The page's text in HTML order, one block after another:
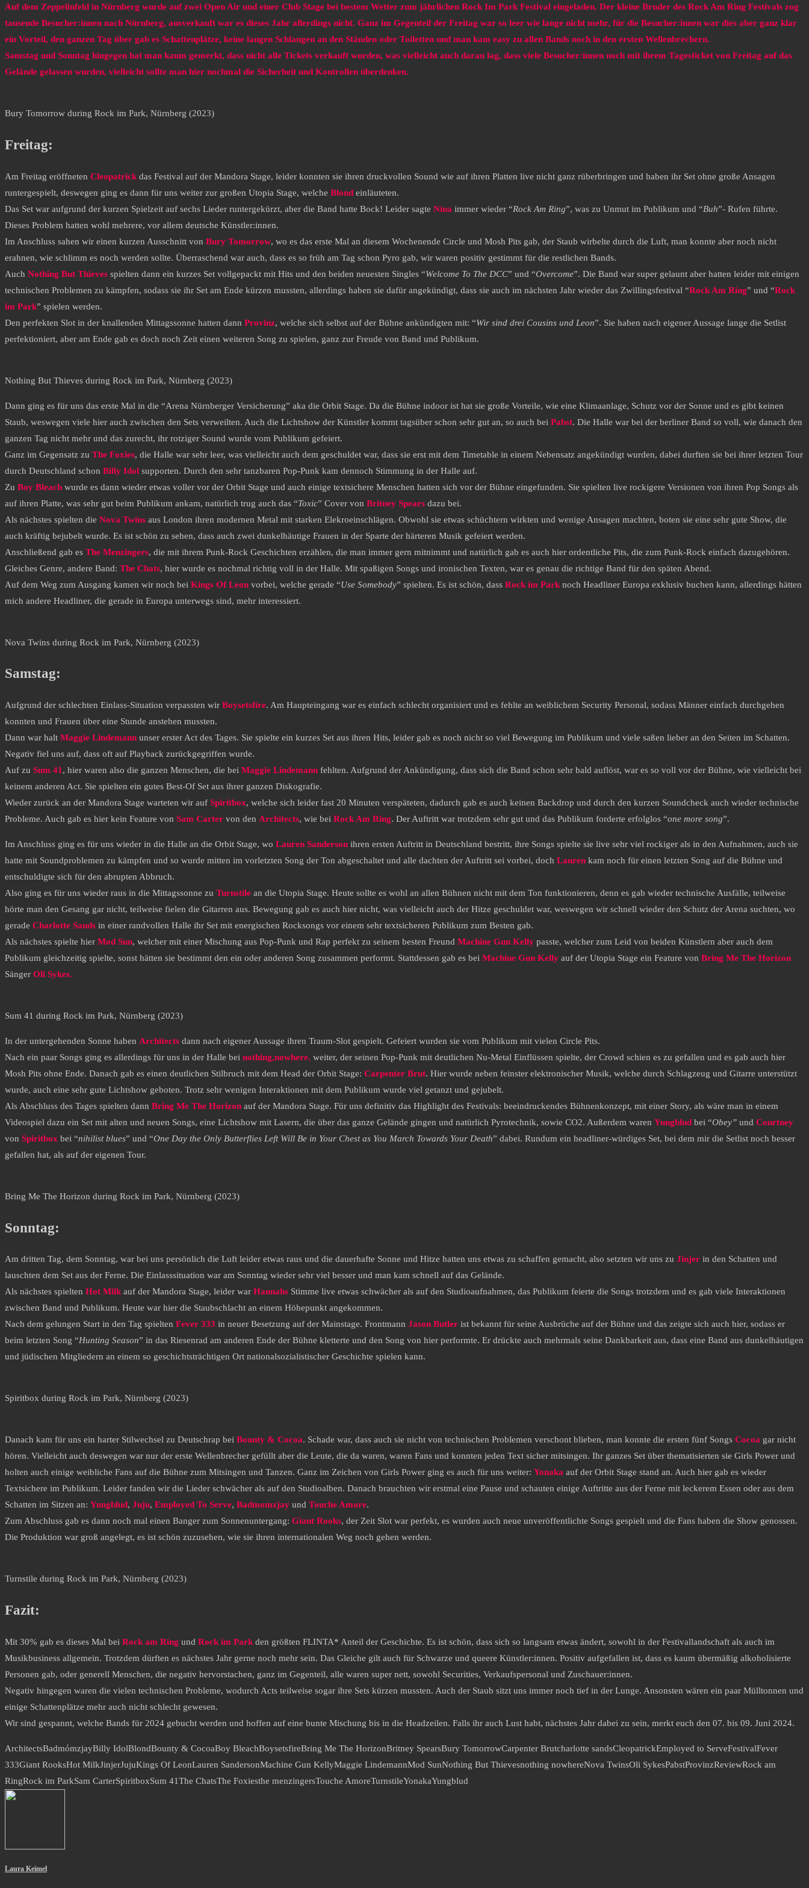
Auf dem Zeppelinfeld in Nürnberg wurde auf zwei Open Air und einer Club Stage bei bestem Wetter zum jährlichen Rock Im Park Festival eingeladen. Der kleine Bruder des Rock Am Ring Festivals zog
tausende Besucher:innen nach Nürnberg, ausverkauft war es dieses Jahr allerdings nicht. Ganz im Gegenteil der Freitag war so leer wie lange nicht mehr, für die Besucher:innen war dies aber ganz klar
ein Vorteil, den ganzen Tag über gab es Schattenplätze, keine langen Schlangen an den Ständen oder Toiletten und man kam easy zu allen Bands noch in den ersten Wellenbrechern.
Samstag und Sonntag hingegen hat man kaum gemerkt, dass nicht alle Tickets verkauft wurden, was vielleicht auch daran lag, dass viele Besucher:innen noch mit ihrem Tagesticket von Freitag auf das
Gelände gelassen wurden, vielleicht sollte man hier nochmal die Sicherheit und Kontrollen überdenken.
Bury Tomorrow during Rock im Park, Nürnberg (2023)
Freitag:
Am Freitag eröffneten Cleopatrick das Festival auf der Mandora Stage, leider konnten sie ihren druckvollen Sound wie auf ihren Platten live nicht ganz rüberbringen und haben ihr Set ohne große Ansagen
runtergespielt, deswegen ging es dann für uns weiter zur großen Utopia Stage, welche Blond einläuteten.
Das Set war aufgrund der kurzen Spielzeit auf sechs Lieder runtergekürzt, aber die Band hatte Bock! Leider sagte Nina immer wieder “Rock Am Ring”, was zu Unmut im Publikum und “Buh”- Rufen führte.
Dieses Problem hatten wohl mehrere, vor allem deutsche Künstler:innen.
Im Anschluss sahen wir einen kurzen Ausschnitt von Bury Tomorrow, wo es das erste Mal an diesem Wochenende Circle und Mosh Pits gab, der Staub wirbelte durch die Luft, man konnte aber noch nicht
erahnen, wie schlimm es noch werden sollte. Überraschend war auch, dass es so früh am Tag schon Pyro gab, wir waren positiv gestimmt für die restlichen Bands.
Auch Nothing But Thieves spielten dann ein kurzes Set vollgepackt mit Hits und den beiden neuesten Singles “Welcome To The DCC” und “Overcome”. Die Band war super gelaunt aber hatten leider mit einigen
technischen Problemen zu kämpfen, sodass sie ihr Set am Ende kürzen mussten, allerdings haben sie dafür angekündigt, dass sie auch im nächsten Jahr wieder das Zwillingsfestival “Rock Am Ring” und “Rock
im Park” spielen werden.
Den perfekten Slot in der knallenden Mittagssonne hatten dann Provinz, welche sich selbst auf der Bühne ankündigten mit: “Wir sind drei Cousins und Leon”. Sie haben nach eigener Aussage lange die Setlist
perfektioniert, aber am Ende gab es doch noch Zeit einen weiteren Song zu spielen, ganz zur Freude von Band und Publikum.
Nothing But Thieves during Rock im Park, Nürnberg (2023)
Dann ging es für uns das erste Mal in die “Arena Nürnberger Versicherung” aka die Orbit Stage. Da die Bühne indoor ist hat sie große Vorteile, wie eine Klimaanlage, Schutz vor der Sonne und es gibt keinen
Staub, weswegen viele hier auch zwischen den Sets verweilten. Auch die Lichtshow der Künstler kommt tagsüber schon sehr gut an, so auch bei Pabst. Die Halle war bei der berliner Band so voll, wie danach den
ganzen Tag nicht mehr und das zurecht, ihr rotziger Sound wurde vom Publikum gefeiert.
Ganz im Gegensatz zu The Foxies, die Halle war sehr leer, was vielleicht auch dem geschuldet war, dass sie erst mit dem Timetable in einem Nebensatz angekündigt wurden, dabei durften sie bei ihrer letzten Tour
durch Deutschland schon Billy Idol supporten. Durch den sehr tanzbaren Pop-Punk kam dennoch Stimmung in der Halle auf.
Zu Boy Bleach wurde es dann wieder etwas voller vor der Orbit Stage und auch einige textsichere Menschen hatten sich vor der Bühne eingefunden. Sie spielten live rockigere Versionen von ihren Pop Songs als
auf ihren Platte, was sehr gut beim Publikum ankam, natürlich trug auch das “Toxic” Cover von Britney Spears dazu bei.
Als nächstes spielten die Nova Twins aus London ihren modernen Metal mit starken Elekroeinschlägen. Obwohl sie etwas schüchtern wirkten und wenige Ansagen machten, boten sie eine sehr gute Show, die
auch kräftig bejubelt wurde. Es ist schön zu sehen, dass auch zwei dunkelhäutige Frauen in der Sparte der härteren Musik gefeiert werden.
Anschließend gab es The Menzingers, die mit ihrem Punk-Rock Geschichten erzählen, die man immer gern mitnimmt und natürlich gab es auch hier ordentliche Pits, die zum Punk-Rock einfach dazugehören.
Gleiches Genre, andere Band: The Chats, hier wurde es nochmal richtig voll in der Halle. Mit spaßigen Songs und ironischen Texten, war es genau die richtige Band für den späten Abend.
Auf dem Weg zum Ausgang kamen wir noch bei Kings Of Leon vorbei, welche gerade “Use Somebody” spielten. Es ist schön, dass Rock im Park noch Headliner Europa exklusiv buchen kann, allerdings hätten
mich andere Headliner, die gerade in Europa unterwegs sind, mehr interessiert.
Nova Twins during Rock im Park, Nürnberg (2023)
Samstag:
Aufgrund der schlechten Einlass-Situation verpassten wir Boysetsfire. Am Haupteingang war es einfach schlecht organisiert und es fehlte an weiblichem Security Personal, sodass Männer einfach durchgehen
konnten und Frauen über eine Stunde anstehen mussten.
Dann war halt Maggie Lindemann unser erster Act des Tages. Sie spielte ein kurzes Set aus ihren Hits, leider gab es noch nicht so viel Bewegung im Publikum und viele saßen lieber an den Seiten im Schatten.
Negativ fiel uns auf, dass oft auf Playback zurückgegriffen wurde.
Auf zu Sum 41 , hier waren also die ganzen Menschen, die bei Maggie Lindemann fehlten. Aufgrund der Ankündigung, dass sich die Band schon sehr bald auflöst, war es so voll vor der Bühne, wie vielleicht bei
keinem anderen Act. Sie spielten ein gutes Best-Of Set aus ihrer ganzen Diskografie.
Wieder zurück an der Mandora Stage warteten wir auf Spiritbox, welche sich leider fast 20 Minuten verspäteten, dadurch gab es auch keinen Backdrop und durch den kurzen Soundcheck auch wieder technische
Probleme. Auch gab es hier kein Feature von Sam Carter von den Architects, wie bei Rock Am Ring. Der Auftritt war trotzdem sehr gut und das Publikum forderte erfolglos “one more song”.
Im Anschluss ging es für uns wieder in die Halle an die Orbit Stage, wo Lauren Sanderson ihren ersten Auftritt in Deutschland bestritt, ihre Songs spielte sie live sehr viel rockiger als in den Aufnahmen, auch sie
hatte mit Soundproblemen zu kämpfen und so wurde mitten im vorletzten Song der Ton abgeschaltet und alle dachten der Auftritt sei vorbei, doch Lauren kam noch für einen letzten Song auf die Bühne und
entschuldigte sich für den abrupten Abbruch.
Also ging es für uns wieder raus in die Mittagssonne zu Turnstile an die Utopia Stage. Heute sollte es wohl an allen Bühnen nicht mit dem Ton funktionieren, denn es gab wieder technische Ausfälle, teilweise
hörte man den Gesang gar nicht, teilweise fielen die Gitarren aus. Bewegung gab es auch hier nicht, was vielleicht auch der Hitze geschuldet war, weswegen wir schnell wieder den Schutz der Arena suchten, wo
gerade Charlotte Sands in einer randvollen Halle ihr Set mit energischen Rocksongs vor einem sehr textsicheren Publikum zum Besten gab.
Als nächstes spielte hier Mod Sun, welcher mit einer Mischung aus Pop-Punk und Rap perfekt zu seinem besten Freund Machine Gun Kelly passte, welcher zum Leid von beiden Künstlern aber auch dem
Publikum gleichzeitig spielte, sonst hätten sie bestimmt den ein oder anderen Song zusammen performt. Stattdessen gab es bei Machine Gun Kelly auf der Utopia Stage ein Feature von Bring Me The Horizon
Sänger Oli Sykes.
Sum 41 during Rock im Park, Nürnberg (2023)
In der untergehenden Sonne haben Architects dann nach eigener Aussage ihren Traum-Slot gespielt. Gefeiert wurden sie vom Publikum mit vielen Circle Pits.
Nach ein paar Songs ging es allerdings für uns in der Halle bei nothing,nowhere. weiter, der seinen Pop-Punk mit deutlichen Nu-Metal Einflüssen spielte, der Crowd schien es zu gefallen und es gab auch hier
Mosh Pits ohne Ende. Danach gab es einen deutlichen Stilbruch mit dem Head der Orbit Stage: Carpenter Brut. Hier wurde neben feinster elektronischer Musik, welche durch Schlagzeug und Gitarre unterstützt
wurde, auch eine sehr gute Lichtshow geboten. Trotz sehr wenigen Interaktionen mit dem Publikum wurde viel getanzt und gejubelt.
Als Abschluss des Tages spielten dann Bring Me The Horizon auf der Mandora Stage. Für uns definitiv das Highlight des Festivals: beeindruckendes Bühnenkonzept, mit einer Story, als wäre man in einem
Videospiel dazu ein Set mit alten und neuen Songs, eine Lichtshow mit Lasern, die über das ganze Gelände gingen und natürlich Pyrotechnik, sowie CO2. Außerdem waren Yungblud bei “Obey” und Courtney
von Spiritbox bei “nihilist blues” und “One Day the Only Butterflies Left Will Be in Your Chest as You March Towards Your Death” dabei. Rundum ein headliner-würdiges Set, bei dem mir die Setlist noch besser
gefallen hat, als auf der eigenen Tour.
Bring Me The Horizon during Rock im Park, Nürnberg (2023)
Sonntag:
Am dritten Tag, dem Sonntag, war bei uns persönlich die Luft leider etwas raus und die dauerhafte Sonne und Hitze hatten uns etwas zu schaffen gemacht, also setzten wir uns zu Jinjer in den Schatten und
lauschten dem Set aus der Ferne. Die Einlasssituation war am Sonntag wieder sehr viel besser und man kam schnell auf das Gelände.
Als nächstes spielten Hot Milkauf der Mandora Stage, leider war Hannahs Stimme live etwas schwächer als auf den Studioaufnahmen, das Publikum feierte die Songs trotzdem und es gab viele Interaktionen
zwischen Band und Publikum. Heute war hier die Staubschlacht an einem Höhepunkt angekommen.
Nach dem gelungen Start in den Tag spielten Fever 333 in neuer Besetzung auf der Mainstage. Frontmann Jason Butler ist bekannt für seine Ausbrüche auf der Bühne und das zeigte sich auch hier, sodass er
beim letzten Song “Hunting Season” in das Riesenrad am anderen Ende der Bühne kletterte und den Song von hier performte. Er drückte auch mehrmals seine Dankbarkeit aus, dass eine Band aus dunkelhäutigen
und jüdischen Mitgliedern an einem so geschichtsträchtigen Ort nationalsozialistischer Geschichte spielen kann.
Spiritbox during Rock im Park, Nürnberg (2023)
Danach kam für uns ein harter Stilwechsel zu Deutschrap bei Bounty & Cocoa. Schade war, dass auch sie nicht von technischen Problemen verschont blieben, man konnte die ersten fünf Songs Cocoa gar nicht
hören. Vielleicht auch deswegen war nur der erste Wellenbrecher gefüllt aber die Leute, die da waren, waren Fans und konnten jeden Text sicher mitsingen. Ihr ganzes Set über thematisierten sie Girls Power und
holten auch einige weibliche Fans auf die Bühne zum Mitsingen und Tanzen. Ganz im Zeichen von Girls Power ging es auch für uns weiter: Yonaka auf der Orbit Stage stand an. Auch hier gab es wieder
Textsichere im Publikum. Leider fanden wir die Lieder schwächer als auf den Studioalben. Danach brauchten wir erstmal eine Pause und schauten einige Auftritte aus der Ferne mit leckerem Essen oder aus dem
Schatten im Sitzen an: Yungblud, Juju, Employed To Serve, Badmomzjay und Touche Amore.
Zum Abschluss gab es dann noch mal einen Banger zum Sonnenuntergang: Giant Rooks, der Zeit Slot war perfekt, es wurden auch neue unveröffentlichte Songs gespielt und die Fans haben die Show genossen.
Die Produktion war groß angelegt, es ist schön zuzusehen, wie sie ihren internationalen Weg noch gehen werden.
Turnstile during Rock im Park, Nürnberg (2023)
Fazit:
Mit 30% gab es dieses Mal bei Rock am Ring und Rock im Park den größten FLINTA* Anteil der Geschichte. Es ist schön, dass sich so langsam etwas ändert, sowohl in der Festivallandschaft als auch im
Musikbusiness allgemein. Trotzdem dürften es nächstes Jahr gerne noch mehr sein. Das Gleiche gilt auch für Schwarze und queere Künstler:innen. Positiv aufgefallen ist, dass es kaum übermäßig alkoholisierte
Personen gab, oder generell Menschen, die negativ hervorstachen, ganz im Gegenteil, alle waren super nett, sowohl Securities, Verkaufspersonal und Zuschauer:innen.
Negativ hingegen waren die vielen technischen Probleme, wodurch Acts teilweise sogar ihre Sets kürzen mussten. Auch der Staub sitzt uns immer noch tief in der Lunge. Ansonsten wären ein paar Mülltonnen und
einige Schattenplätze mehr auch nicht schlecht gewesen.
Wir sind gespannt, welche Bands für 2024 gebucht werden und hoffen auf eine bunte Mischung bis in die Headzeilen. Falls ihr auch Lust habt, nächstes Jahr dabei zu sein, merkt euch den 07. bis 09. Juni 2024.
ArchitectsBadmómzjayBilly IdolBlondBounty & CocoaBoy BleachBoysetsfireBring Me The HorizonBritney SpearsBury TomorrowCarpenter Brutcharlotte sandsCleopatrickEmployed to ServeFestivalFever
333Giant RooksHot MilkJinjerJujuKings Of LeonLauren SandersonMachine Gun KellyMaggie LindemannMod SunNothing But Thievesnothing nowhereNova TwinsOli SykesPabstProvinzReviewRock am
RingRock im ParkSam CarterSpiritboxSum 41The ChatsThe Foxiesthe menzingersTouche AmoreTurnstileYonakaYungblud
Laura Keimel